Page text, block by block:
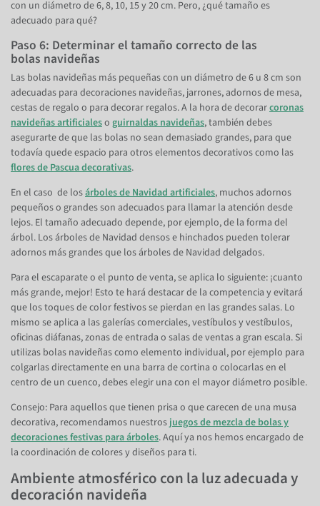
con un diámetro de 6, 8, 10, 15 y 20 cm. Pero, ¿qué tamaño es
adecuado para qué?
Paso 6: Determinar el tamaño correcto de las
bolas navideñas
Las bolas navideñas más pequeñas con un diámetro de 6 u 8 cm son
adecuadas para decoraciones navideñas, jarrones, adornos de mesa,
cestas de regalo o para decorar regalos. A la hora de decorarcoronas
navideñas artificialeso guirnaldas navideñas, también debes
asegurarte de que las bolas no sean demasiado grandes, para que
todavía quede espacio para otros elementos decorativos como las
flores de Pascua decorativas.
En el caso de losárboles de Navidad artificiales, muchos adornos
pequeños o grandes son adecuados para llamar la atención desde
lejos. El tamaño adecuado depende, por ejemplo, de la forma del
árbol. Los árboles de Navidad densos e hinchados pueden tolerar
adornos más grandes que los árboles de Navidad delgados.
Para el escaparate o el punto de venta, se aplica lo siguiente: ¡cuanto
más grande, mejor! Esto te hará destacar de la competencia y evitará
que los toques de color festivos se pierdan en las grandes salas. Lo
mismo se aplica a las galerías comerciales, vestíbulos y vestíbulos,
oficinas diáfanas, zonas de entrada o salas de ventas a gran escala. Si
utilizas bolas navideñas como elemento individual, por ejemplo para
colgarlas directamente en una barra de cortina o colocarlas en el
centro de un cuenco, debes elegir una con el mayor diámetro posible.
Consejo: Para aquellos que tienen prisa o que carecen de una musa
decorativa, recomendamos nuestros juegos de mezcla de bolas y
decoraciones festivas para árboles. Aquí ya nos hemos encargado de
la coordinación de colores y diseños para ti.
Ambiente atmosférico con la luz adecuada y
decoración navideña